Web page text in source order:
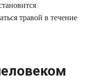
травой в течение